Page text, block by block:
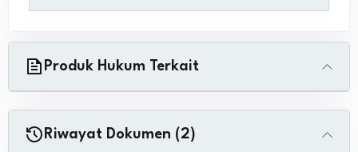
Produk Hukum Terkait
Riwayat Dokumen (2)